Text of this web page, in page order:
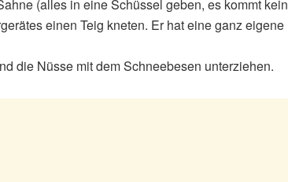
(alles in eine Schüssel geben, es kommt kein
einen Teig kneten. Er hat eine ganz eigene
die Nüsse mit dem Schneebesen unterziehen.